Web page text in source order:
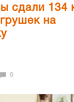
сдали 134
на
0